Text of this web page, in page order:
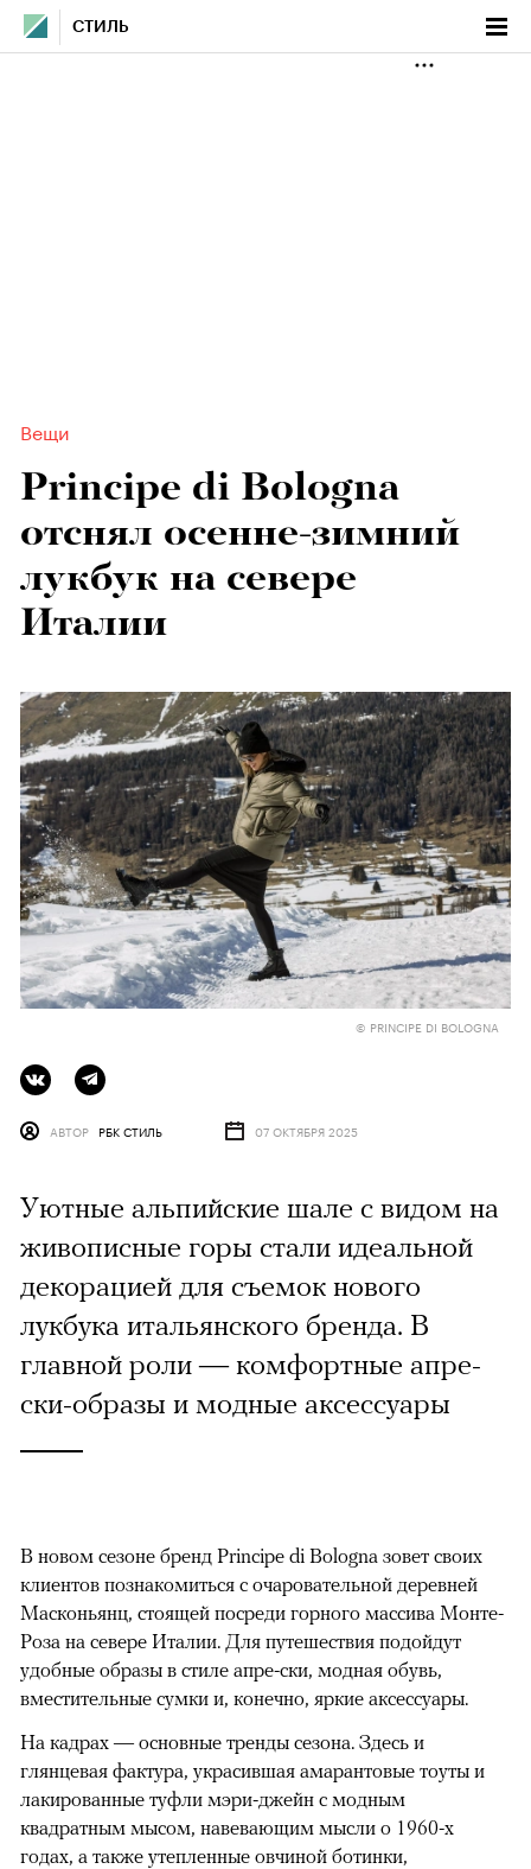
СТИЛЬ
Вещи
Principe di Bologna
отснял осенне-зимний
лукбук на севере
Италии
© PRINCIPE DI BOLOGNA
АВТОР РБК СТИЛЬ 07 ОКТЯБРЯ 2025
Уютные альпийские шале с видом на
живописные горы стали идеальной
декорацией для съемок нового
лукбука итальянского бренда. В
главной роли — комфортные апре-
ски-образы и модные аксессуары
В новом сезоне бренд Principe di Bologna зовет своих
клиентов познакомиться с очаровательной деревней
Масконьянц, стоящей посреди горного массива Монте-
Роза на севере Италии. Для путешествия подойдут
удобные образы в стиле апре-ски, модная обувь,
вместительные сумки и, конечно, яркие аксессуары.
На кадрах — основные тренды сезона. Здесь и
глянцевая фактура, украсившая амарантовые тоуты и
лакированные туфли мэри-джейн с модным
квадратным мысом, навевающим мысли о 1960-х
годах, а также утепленные овчиной ботинки,